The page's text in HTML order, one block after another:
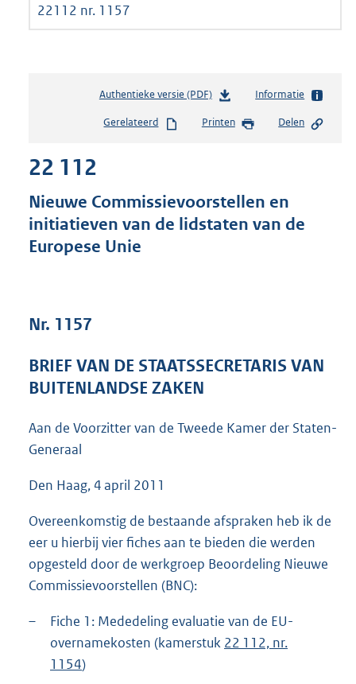
22112 nr. 1157
Authentieke versie (PDF)b
s
s
g
5
Informatie
Gerelateerd Printen Delen
22 112
Nieuwe Commissievoorstellen en
initiatieven van de lidstaten van de
Europese Unie
Nr. 1157
BRIEF VAN DE STAATSSECRETARIS VAN
BUITENLANDSE ZAKEN
Aan de Voorzitter van de Tweede Kamer der Staten-
Generaal
Den Haag, 4 april 2011
Overeenkomstig de bestaande afspraken heb ik de
eer u hierbij vier fiches aan te bieden die werden
opgesteld door de werkgroep Beoordeling Nieuwe
Commissievoorstellen (BNC):
–
Fiche 1: Mededeling evaluatie van de EU-
overnamekosten (kamerstuk 22 112, nr.
1154)